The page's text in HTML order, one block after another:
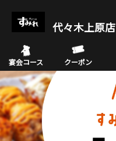
代々木上原店
宴会コース クーポン